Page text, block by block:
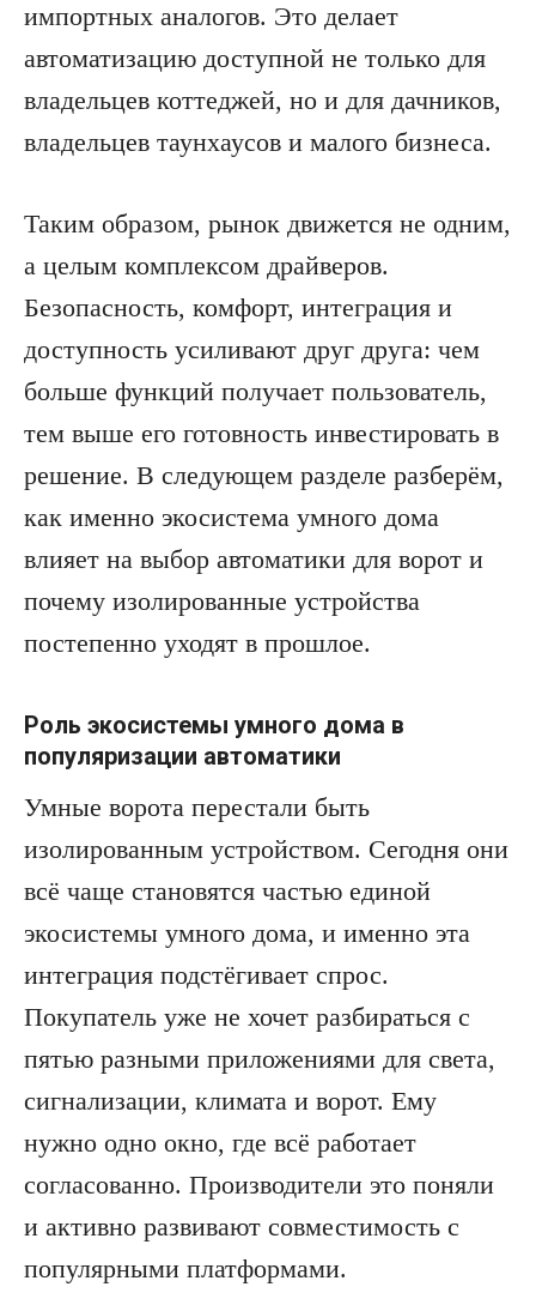
импортных аналогов. Это делает
автоматизацию доступной не только для
владельцев коттеджей, но и для дачников,
владельцев таунхаусов и малого бизнеса.
Таким образом, рынок движется не одним,
а целым комплексом драйверов.
Безопасность, комфорт, интеграция и
доступность усиливают друг друга: чем
больше функций получает пользователь,
тем выше его готовность инвестировать в
решение. В следующем разделе разберём,
как именно экосистема умного дома
влияет на выбор автоматики для ворот и
почему изолированные устройства
постепенно уходят в прошлое.
Роль экосистемы умного дома в
популяризации автоматики
Умные ворота перестали быть
изолированным устройством. Сегодня они
всё чаще становятся частью единой
экосистемы умного дома, и именно эта
интеграция подстёгивает спрос.
Покупатель уже не хочет разбираться с
пятью разными приложениями для света,
сигнализации, климата и ворот. Ему
нужно одно окно, где всё работает
согласованно. Производители это поняли
и активно развивают совместимость с
популярными платформами.